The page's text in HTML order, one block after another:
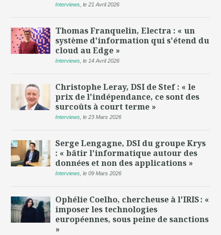
Interviews ,le 21 Avril 2026
Thomas Franquelin, Electra : « un
système d'information qui s'étend du
cloud au Edge »
Interviews ,le 14 Avril 2026
Christophe Leray, DSI de Stef : « le
prix de l'indépendance, ce sont des
surcoûts à court terme »
Interviews ,le 23 Mars 2026
Serge Lengagne, DSI du groupe Krys
: « bâtir l'informatique autour des
données et non des applications »
Interviews ,le 09 Mars 2026
Ophélie Coelho, chercheuse à l'IRIS : «
imposer les technologies
européennes, sous peine de sanctions
»